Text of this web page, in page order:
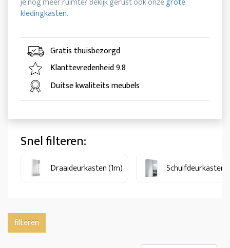
kledingkasten.
Gratis thuisbezorgd
Klanttevredenheid 9.8
Duitse kwaliteits meubels
Snel filteren:
Draaideurkasten (1m) Schuifdeurkasten
filteren